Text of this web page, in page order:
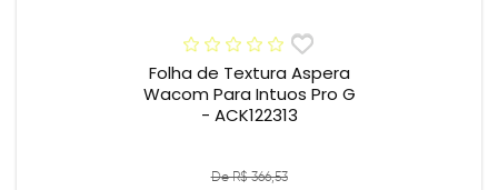
Folha de Textura Aspera
Wacom Para Intuos Pro G
- ACK122313
De R$ 366,53